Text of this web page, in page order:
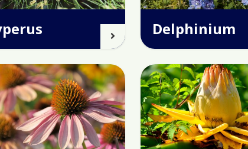
Delphinium